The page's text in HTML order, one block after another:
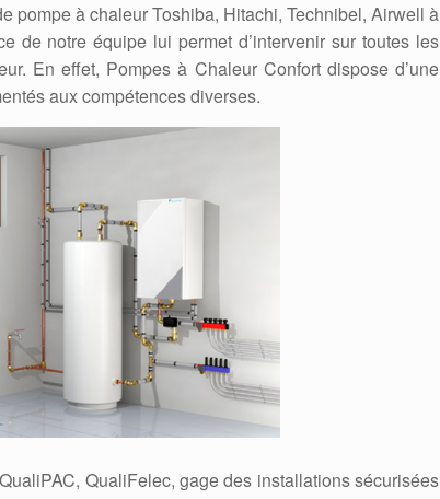
pompe à chaleur Toshiba, Hitachi, Technibel, Airwell à
de notre équipe lui permet d’intervenir sur toutes les
En effet, Pompes à Chaleur Confort dispose d’une
aux compétences diverses.
QualiFelec, gage des installations sécurisées